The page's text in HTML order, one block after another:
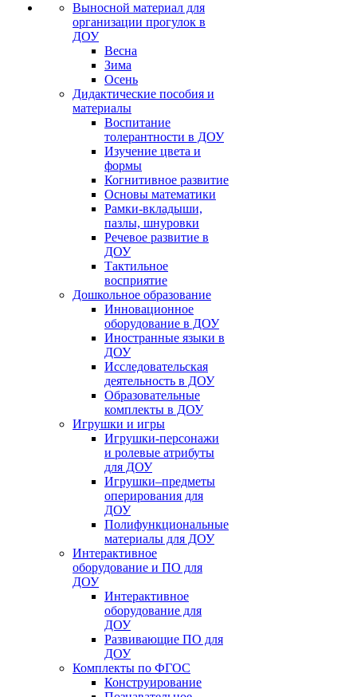
Выносной материал для
организации прогулок в
ДОУ
Весна
Зима
Осень
Дидактические пособия и
материалы
Воспитание
толерантности в ДОУ
Изучение цвета и
формы
Когнитивное развитие
Основы математики
Рамки-вкладыши,
пазлы, шнуровки
Речевое развитие в
ДОУ
Тактильное
восприятие
Дошкольное образование
Инновационное
оборудование в ДОУ
Иностранные языки в
ДОУ
Исследовательская
деятельность в ДОУ
Образовательные
комплекты в ДОУ
Игрушки и игры
Игрушки-персонажи
и ролевые атрибуты
для ДОУ
Игрушки–предметы
оперирования для
ДОУ
Полифункциональные
материалы для ДОУ
Интерактивное
оборудование и ПО для
ДОУ
Интерактивное
оборудование для
ДОУ
Развивающие ПО для
ДОУ
Комплекты по ФГОС
Конструирование